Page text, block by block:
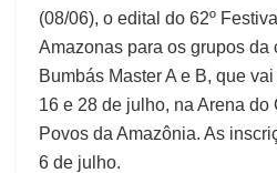
(08/06), o edital do 62º
Amazonas para os grupos da
Bumbás Master A e B, que
16 e 28 de julho, na Arena do
Povos da Amazônia. As
6 de julho.